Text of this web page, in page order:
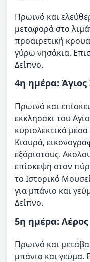
Πρωινό και
μεταφορά στο
προαιρετική
γύρω νησάκια.
Δείπνο.
4η ημέρα: Άγιος
Πρωινό και
εκκλησάκι του
κυριολεκτικά
Κιουρά,
εξόριστους.
επίσκεψη στον
το Ιστορικό
για μπάνιο και
Δείπνο.
5η ημέρα: Λέρος
Πρωινό και
μπάνιο και γεύμα.